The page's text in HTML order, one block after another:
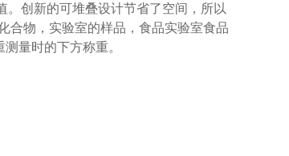
创新的可堆叠设计节省了空间，所以
合物，实验室的样品，食品实验室食品
量时的下方称重。